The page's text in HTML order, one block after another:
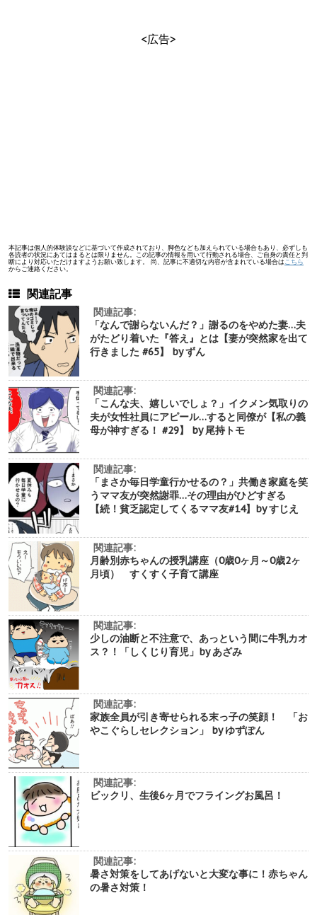
<広告>
本記事は個人的体験談などに基づいて作成されており、脚色なども加えられている場合もあり、必ずしも
各読者の状況にあてはまるとは限りません。この記事の情報を用いて行動される場合、ご自身の責任と判
断により対応いただけますようお願い致します。 尚、記事に不適切な内容が含まれている場合は こちら
からご連絡ください。
関連記事
関連記事:
「なんで謝らないんだ？」謝るのをやめた妻…夫
がたどり着いた『答え』とは【妻が突然家を出て
行きました #65】 by ずん
関連記事:
「こんな夫、嬉しいでしょ？」イクメン気取りの
夫が女性社員にアピール…すると同僚が【私の義
母が神すぎる！ #29】 by 尾持トモ
関連記事:
「まさか毎日学童行かせるの？」共働き家庭を笑
うママ友が突然謝罪…その理由がひどすぎる
【続！貧乏認定してくるママ友#14】by すじえ
関連記事:
月齢別赤ちゃんの授乳講座（0歳0ヶ月～0歳2ヶ
月頃） すくすく子育て講座
関連記事:
少しの油断と不注意で、あっという間に牛乳カオ
ス？！「しくじり育児」by あざみ
関連記事:
家族全員が引き寄せられる末っ子の笑顔！ 「お
やこぐらしセレクション」 by ゆずぽん
関連記事:
ビックリ、生後6ヶ月でフライングお風呂！
関連記事:
暑さ対策をしてあげないと大変な事に！赤ちゃん
の暑さ対策！